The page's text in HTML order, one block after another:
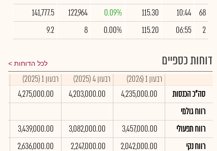
68
10:44
115.30
0.09%
122,964
141,777.5
2
06:55
115.20
0.00%
8
9.2
דוחות כספיים לכל הדוחות
רבעון 1 (2026) רבעון 4 (2025) רבעון 1 (2025)
סה"כ הכנסות
4,235,000.00
4,203,000.00
4,275,000.00
רווח גולמי
רווח תפעולי
3,457,000.00
3,082,000.00
3,439,000.00
רווח נקי
2,042,000.00
2,247,000.00
2,636,000.00